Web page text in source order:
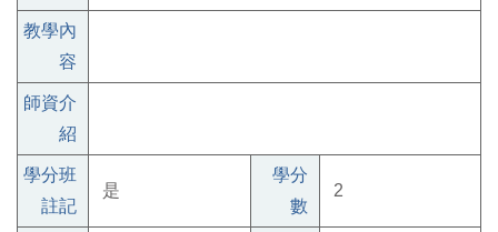
教學內
容
師資介
紹
學分班
註記
是
學分
數
2